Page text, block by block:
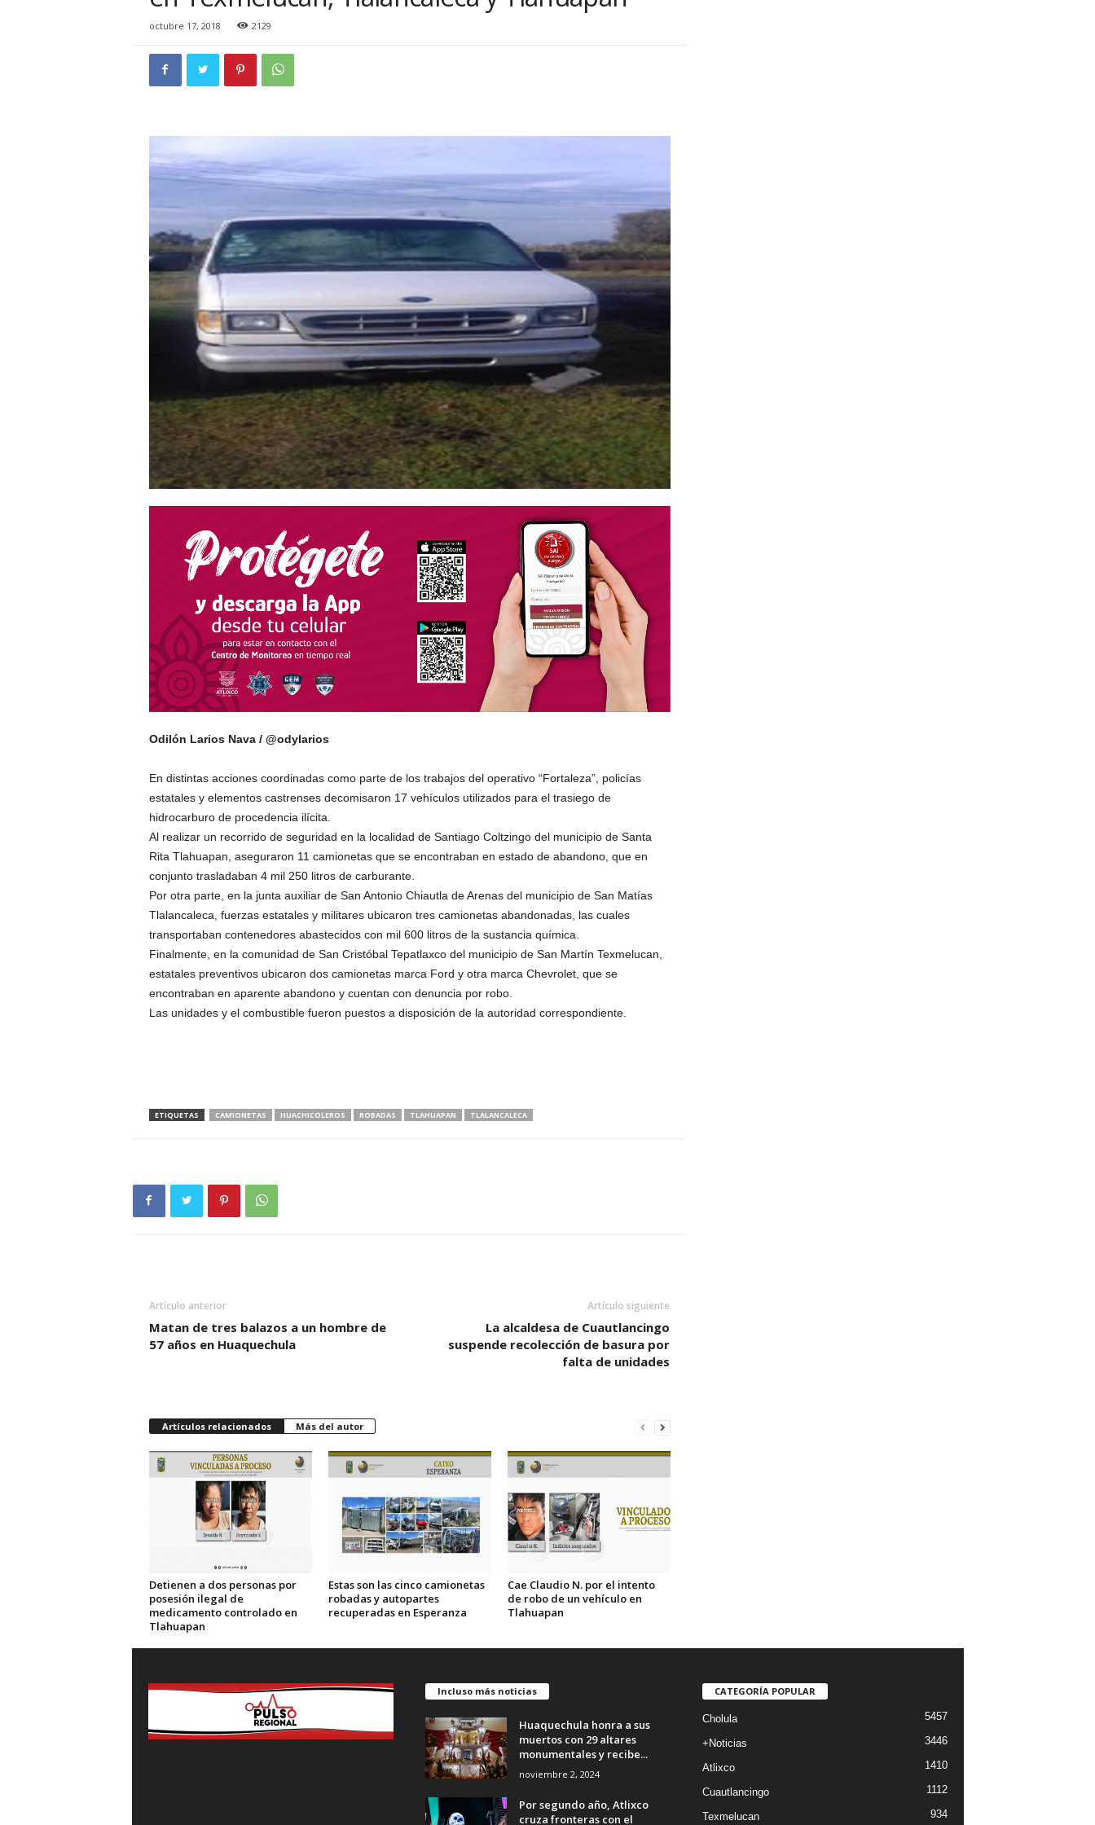
octubre 17, 2018 2129
Odilón Larios Nava / @odylarios
En distintas acciones coordinadas como parte de los trabajos del operativo “Fortaleza”, policías
estatales y elementos castrenses decomisaron 17 vehículos utilizados para el trasiego de
hidrocarburo de procedencia ilícita.
Al realizar un recorrido de seguridad en la localidad de Santiago Coltzingo del municipio de Santa
Rita Tlahuapan, aseguraron 11 camionetas que se encontraban en estado de abandono, que en
conjunto trasladaban 4 mil 250 litros de carburante.
Por otra parte, en la junta auxiliar de San Antonio Chiautla de Arenas del municipio de San Matías
Tlalancaleca, fuerzas estatales y militares ubicaron tres camionetas abandonadas, las cuales
transportaban contenedores abastecidos con mil 600 litros de la sustancia química.
Finalmente, en la comunidad de San Cristóbal Tepatlaxco del municipio de San Martín Texmelucan,
estatales preventivos ubicaron dos camionetas marca Ford y otra marca Chevrolet, que se
encontraban en aparente abandono y cuentan con denuncia por robo.
Las unidades y el combustible fueron puestos a disposición de la autoridad correspondiente.
ETIQUETAS CAMIONETAS HUACHICOLEROS ROBADAS TLAHUAPAN TLALANCALECA
Artículo anterior
Matan de tres balazos a un hombre de
57 años en Huaquechula
Artículo siguiente
La alcaldesa de Cuautlancingo
suspende recolección de basura por
falta de unidades
Artículos relacionados Más del autor
Detienen a dos personas por
posesión ilegal de
medicamento controlado en
Tlahuapan
Estas son las cinco camionetas
robadas y autopartes
recuperadas en Esperanza
Cae Claudio N. por el intento
de robo de un vehículo en
Tlahuapan
Incluso más noticias
Huaquechula honra a sus
muertos con 29 altares
monumentales y recibe...
noviembre 2, 2024
Por segundo año, Atlixco
cruza fronteras con el
CATEGORÍA POPULAR
Cholula 5457
+Noticias 3446
Atlixco 1410
Cuautlancingo 1112
Texmelucan 934